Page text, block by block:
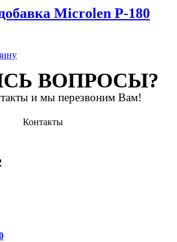
Microlen P-180
ВОПРОСЫ?
и мы перезвоним Вам!
Контакты